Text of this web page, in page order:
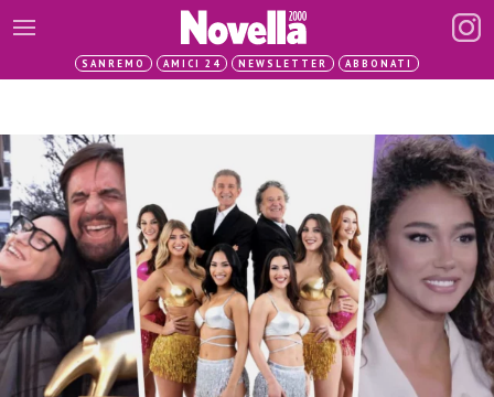
SANREMO AMICI 24 NEWSLETTER ABBONATI